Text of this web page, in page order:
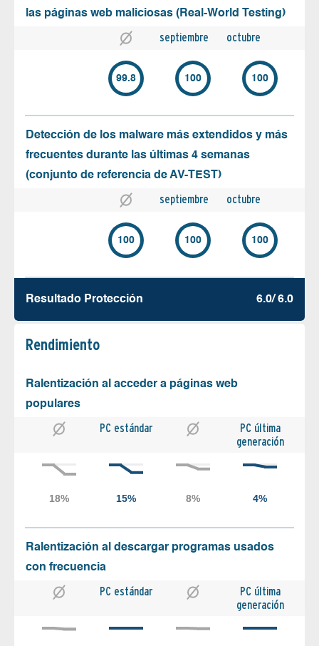
las páginas web maliciosas (Real-World Testing)
septiembre octubre
99.8 100 100
Detección de los malware más extendidos y más
frecuentes durante las últimas 4 semanas
(conjunto de referencia de AV-TEST)
septiembre octubre
100 100 100
Resultado Protección 6.0/ 6.0
Rendimiento
Ralentización al acceder a páginas web
populares
PC estándar
PC última
generación
Ralentización al descargar programas usados
con frecuencia
PC estándar
PC última
generación